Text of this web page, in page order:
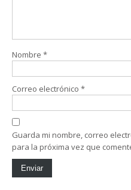
Nombre *
Correo electrónico *
Guarda mi nombre, correo
para la próxima vez que